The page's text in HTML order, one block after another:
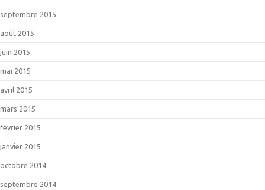
septembre 2015
août 2015
juin 2015
mai 2015
avril 2015
mars 2015
février 2015
janvier 2015
octobre 2014
septembre 2014